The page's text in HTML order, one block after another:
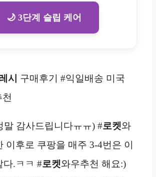
🌙 3단계 슬립 케어
시
구매후기 #익일배송 미국
천
말 감사드립니다ㅠㅠ) #로켓와
이후로 쿠팡을 매주 3-4번은 이
다.ㅋㅋ #로켓와우추천 해요:)